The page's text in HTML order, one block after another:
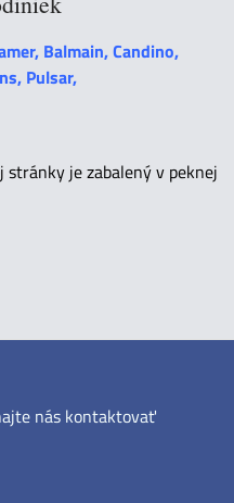
Balmain, Candino,
Pulsar,
stránky je zabalený v peknej
nás kontaktovať